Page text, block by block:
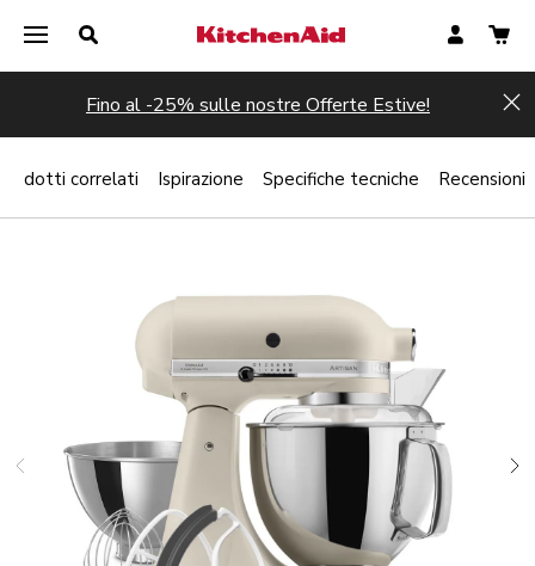
Fino al -25% sulle nostre Offerte Estive!
correlati Ispirazione Specifiche tecniche Recensioni